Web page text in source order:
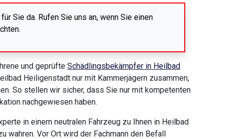
für Sie da. Rufen Sie uns an, wenn Sie einen
und geprüfte Schädlingsbekämpfer in Heilbad
Heiligenstadt nur mit Kammerjägern zusammen,
So stellen wir sicher, dass Sie nur mit kompetenten
nachgewiesen haben.
in einem neutralen Fahrzeug zu Ihnen in Heilbad
wahren. Vor Ort wird der Fachmann den Befall